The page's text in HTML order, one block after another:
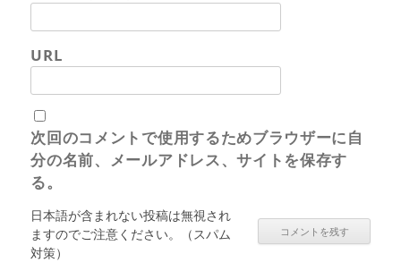
URL
次回のコメントで使用するためブラウザーに自
分の名前、メールアドレス、サイトを保存す
る。
日本語が含まれない投稿は無視され
ますのでご注意ください。（スパム
対策）